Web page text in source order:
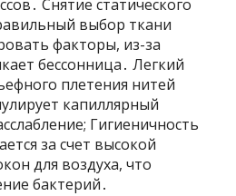
Снятие статического
выбор ткани
факторы, из-за
бессонница․ Легкий
плетения нитей
капиллярный
Гигиеничность
за счет высокой
для воздуха, что
бактерий․